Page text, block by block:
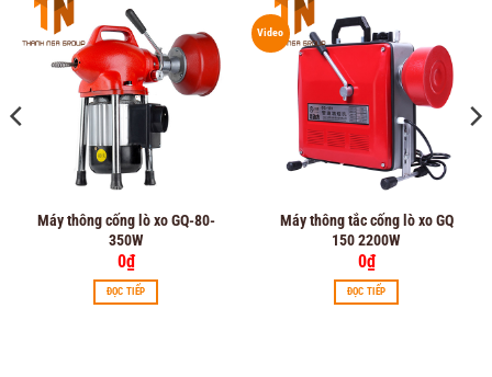
Máy thông cống lò xo GQ-80-
350W
0₫
ĐỌC TIẾP
Video
Máy thông tắc cống lò xo GQ
150 2200W
0₫
ĐỌC TIẾP